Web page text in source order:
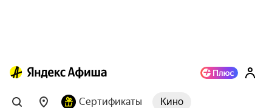
Сертификаты Кино